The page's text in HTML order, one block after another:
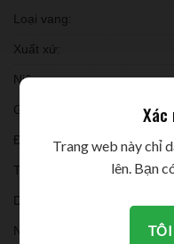
Loại vang:
Xuất xứ:
Niên vụ:
Giống nho:
Đóng chai:
Thời gian ủ:
Dung tích:
Nồng độ:
Xác
Trang web này chỉ
lên. Bạn